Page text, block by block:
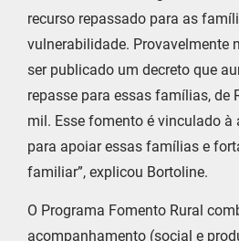
recurso repassado para as
vulnerabilidade. Provavelmente
ser publicado um decreto que
repasse para essas famílias, de
mil. Esse fomento é vinculado à
para apoiar essas famílias e
familiar”, explicou Bortoline.
O Programa Fomento Rural
acompanhamento (social e